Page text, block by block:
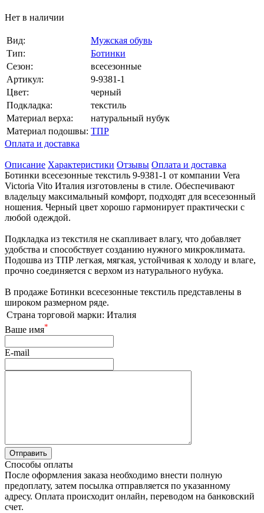
Нет в наличии
Вид:
Мужская обувь
Тип:
Ботинки
Сезон:
всесезонные
Артикул:
9-9381-1
Цвет:
черный
Подкладка:
текстиль
Материал верха:
натуральный нубук
Материал подошвы: ТПР
Оплата и доставка
Описание Характеристики Отзывы Оплата и доставка
Ботинки всесезонные текстиль 9-9381-1 от компании Vera
Victoria Vito Италия изготовлены в стиле. Обеспечивают
владельцу максимальный комфорт, подходят для всесезонный
ношения. Черный цвет хорошо гармонирует практически с
любой одеждой.
Подкладка из текстиля не скапливает влагу, что добавляет
удобства и способствует созданию нужного микроклимата.
Подошва из ТПР легкая, мягкая, устойчивая к холоду и влаге,
прочно соединяется с верхом из натурального нубука.
В продаже Ботинки всесезонные текстиль представлены в
широком размерном ряде.
Страна торговой марки: Италия
Ваше имя*
E-mail
Способы оплаты
После оформления заказа необходимо внести полную
предоплату, затем посылка отправляется по указанному
адресу. Оплата происходит онлайн, переводом на банковский
счет.